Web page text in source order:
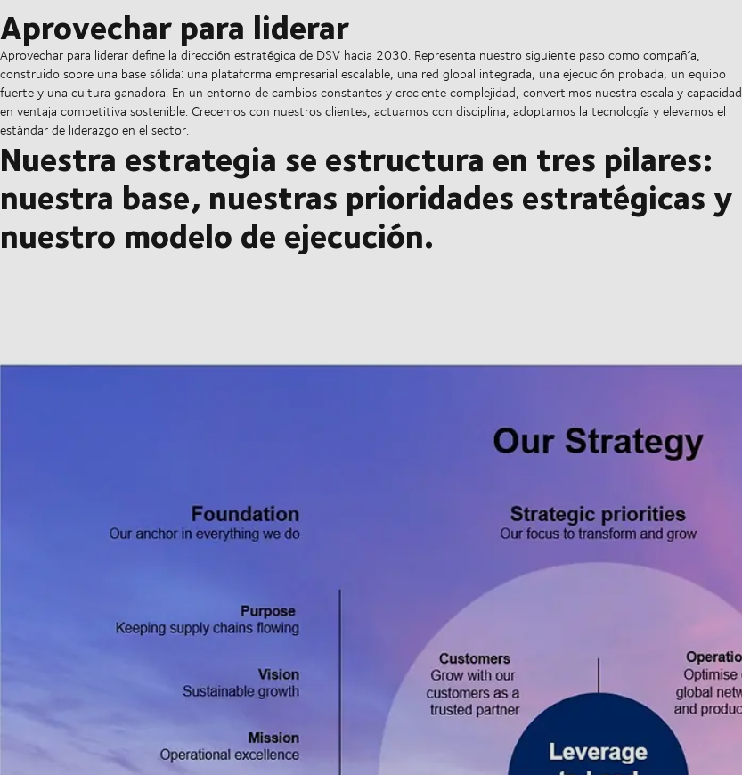
Aprovechar para liderar
Aprovechar para liderar define la dirección estratégica de DSV hacia 2030. Representa nuestro siguiente paso como compañía,
construido sobre una base sólida: una plataforma empresarial escalable, una red global integrada, una ejecución probada, un equipo
fuerte y una cultura ganadora. En un entorno de cambios constantes y creciente complejidad, convertimos nuestra escala y capacidad
en ventaja competitiva sostenible. Crecemos con nuestros clientes, actuamos con disciplina, adoptamos la tecnología y elevamos el
estándar de liderazgo en el sector.
Nuestra estrategia se estructura en tres pilares:
nuestra base, nuestras prioridades estratégicas y
nuestro modelo de ejecución.